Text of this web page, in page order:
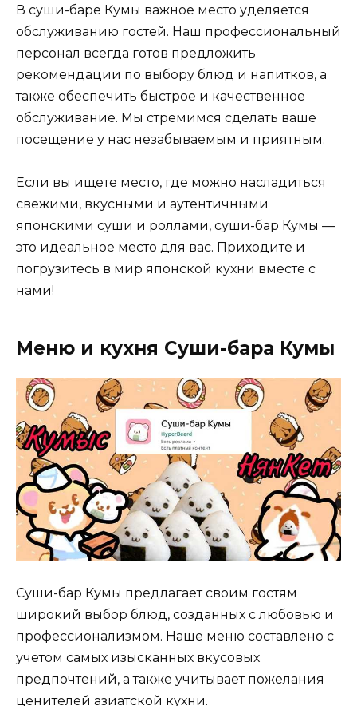
В суши-баре Кумы важное место уделяется
обслуживанию гостей. Наш профессиональный
персонал всегда готов предложить
рекомендации по выбору блюд и напитков, а
также обеспечить быстрое и качественное
обслуживание. Мы стремимся сделать ваше
посещение у нас незабываемым и приятным.
Если вы ищете место, где можно насладиться
свежими, вкусными и аутентичными
японскими суши и роллами, суши-бар Кумы —
это идеальное место для вас. Приходите и
погрузитесь в мир японской кухни вместе с
нами!
Меню и кухня Суши-бара Кумы
Суши-бар Кумы предлагает своим гостям
широкий выбор блюд, созданных с любовью и
профессионализмом. Наше меню составлено с
учетом самых изысканных вкусовых
предпочтений, а также учитывает пожелания
ценителей азиатской кухни.